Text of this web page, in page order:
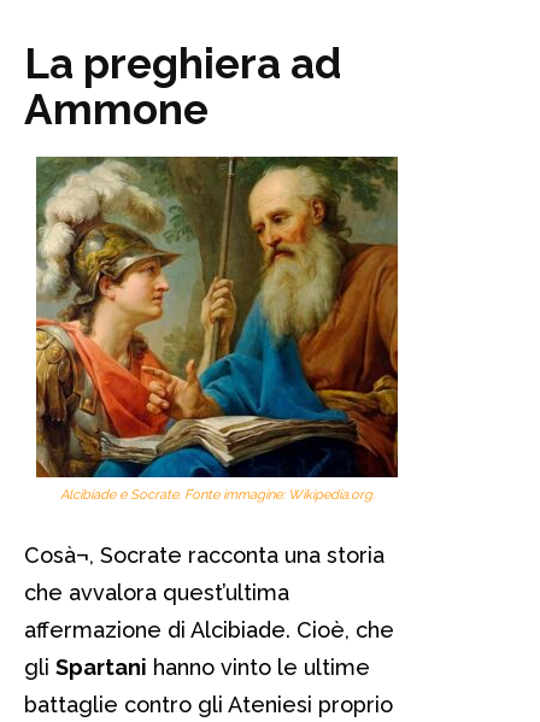
La preghiera ad
Ammone
Alcibiade e Socrate. Fonte immagine: Wikipedia.org.
Cosà¬, Socrate racconta una storia
che avvalora quest’ultima
affermazione di Alcibiade. Cioè, che
gli Spartani hanno vinto le ultime
battaglie contro gli Ateniesi proprio